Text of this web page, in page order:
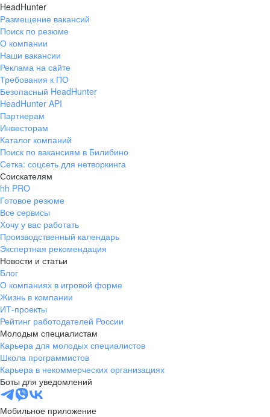
HeadHunter
Размещение вакансий
Поиск по резюме
О компании
Наши вакансии
Реклама на сайте
Требования к ПО
Безопасный HeadHunter
HeadHunter API
Партнерам
Инвесторам
Каталог компаний
Поиск по вакансиям в Билибино
Сетка: соцсеть для нетворкинга
Соискателям
hh PRO
Готовое резюме
Все сервисы
Хочу у вас работать
Производственный календарь
Экспертная рекомендация
Новости и статьи
Блог
О компаниях в игровой форме
Жизнь в компании
ИТ-проекты
Рейтинг работодателей России
Молодым специалистам
Карьера для молодых специалистов
Школа программистов
Карьера в некоммерческих организациях
Боты для уведомлений
Мобильное приложение